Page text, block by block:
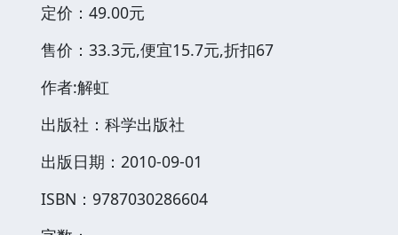
定价：49.00元
售价：33.3元,便宜15.7元,折扣67
作者:解虹
出版社：科学出版社
出版日期：2010-09-01
ISBN：9787030286604